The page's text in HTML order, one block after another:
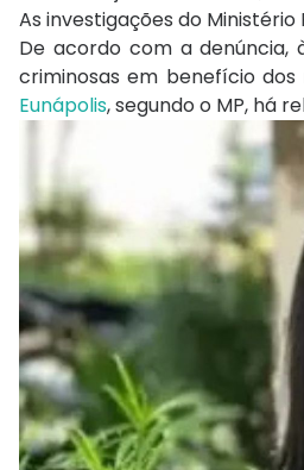
As investigações do
De acordo com a denúncia,
criminosas em benefício dos
Eunápolis, segundo o MP, há